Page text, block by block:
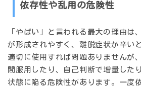
依存性や乱用の危険性
「やばい」と言われる最大の理由は
が形成されやすく、離脱症状が辛い
適切に使用すれば問題ありませんが
間服用したり、自己判断で増量した
状態に陥る危険性があります。一度